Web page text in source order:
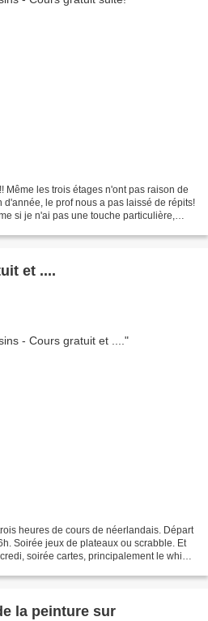
Même les trois étages n'ont pas raison de
d'année, le prof nous a pas laissé de répits!
si je n'ai pas une touche particulière,
et ....
heures de cours de néerlandais. Départ
Soirée jeux de plateaux ou scrabble. Et
soirée cartes, principalement le whist.
la peinture sur